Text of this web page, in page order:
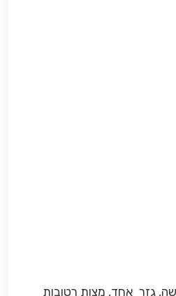
גזר אחד, מצות רטובות